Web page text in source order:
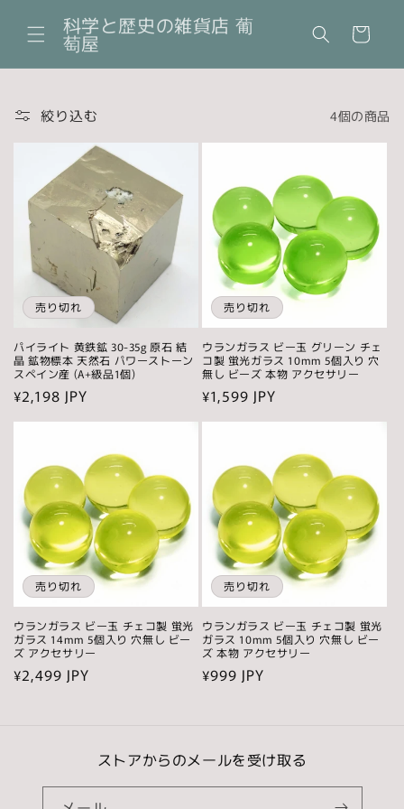
ンツに
進む
科学と歴史の雑貨店 葡
萄屋
ー
絞り込む 4個の商品
売り切れ
パイライト 黄鉄鉱 30-35g 原石 結
晶 鉱物標本 天然石 パワーストーン
スペイン産 (A+級品1個)
通
常
¥2,198 JPY
売り切れ
ウランガラス ビー玉 グリーン チェ
コ製 蛍光ガラス 10mm 5個入り 穴
無し ビーズ 本物 アクセサリー
通
常
¥1,599 JPY
売り切れ
ウランガラス ビー玉 チェコ製 蛍光
ガラス 14mm 5個入り 穴無し ビー
ズ アクセサリー
通
¥2,499 JPY
売り切れ
ウランガラス ビー玉 チェコ製 蛍光
ガラス 10mm 5個入り 穴無し ビー
ズ 本物 アクセサリー
通
¥999 JPY
ストアからのメールを受け取る